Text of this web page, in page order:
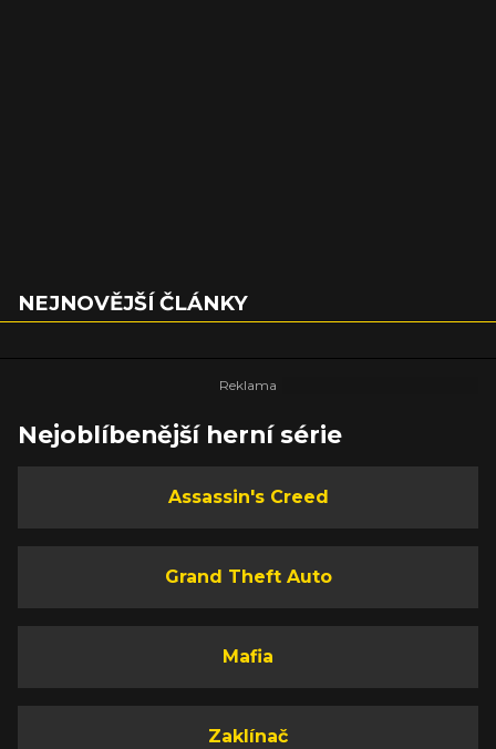
NEJNOVĚJŠÍ ČLÁNKY
Nejoblíbenější herní série
Assassin's Creed
Grand Theft Auto
Mafia
Zaklínač